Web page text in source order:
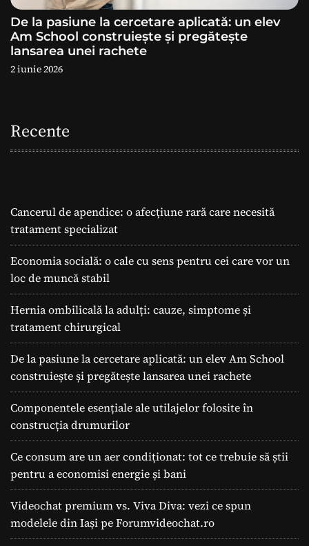
De la pasiune la cercetare aplicată: un elev
Am School construiește și pregătește
lansarea unei rachete
2 iunie 2026
Recente
Cancerul de apendice: o afecțiune rară care necesită
tratament specializat
Economia socială: o cale cu sens pentru cei care vor un
loc de muncă stabil
Hernia ombilicală la adulți: cauze, simptome și
tratament chirurgical
De la pasiune la cercetare aplicată: un elev Am School
construiește și pregătește lansarea unei rachete
Componentele esențiale ale utilajelor folosite în
construcția drumurilor
Ce consum are un aer condiționat: tot ce trebuie să știi
pentru a economisi energie și bani
Videochat premium vs. Viva Diva: vezi ce spun
modelele din Iași pe Forumvideochat.ro